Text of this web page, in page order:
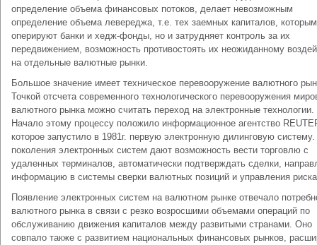
определение объема финансовых потоков, делает невозможным
определение объема левереджа, т.е. тех заемных капиталов,
оперируют банки и хедж-фонды, но и затрудняет контроль за их
передвижением, возможность противостоять их неожиданному
на отдельные валютные рынки.
Большое значе­ние имеет техническое перевооружение валютного
Точкой отсчета современного технологического перевооружения
валютного рынка можно считать переход на электронные технологии.
Начало этому процессу положило информационное агентство
которое запустило в 1981г. первую электронную дилинговую
поколения электронных систем дают возможность вести торговлю с
удаленных терминалов, автоматически подтверждать сделки,
информацию в системы сверки валютных позиций и управления
Появление электронных систем на валютном рынке отвечало
валютного рынка в связи с резко возросшими объемами операций по
обслуживанию движения капиталов между развитыми странами. Оно
совпало также с развитием национальных финансовых рынков,